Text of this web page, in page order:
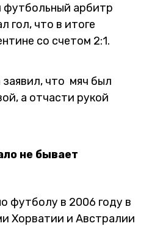
футбольный арбитр
гол, что в итоге
со счетом 2:1.
что мяч был
а отчасти рукой
не бывает
футболу в 2006 году в
Хорватии и Австралии